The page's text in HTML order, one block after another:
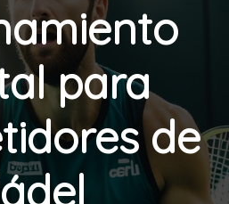
para
de